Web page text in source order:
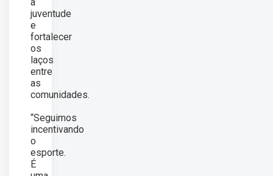
juventude
e
fortalecer
os
laços
entre
as
comunidades.
“Seguimos
incentivando
o
esporte.
É